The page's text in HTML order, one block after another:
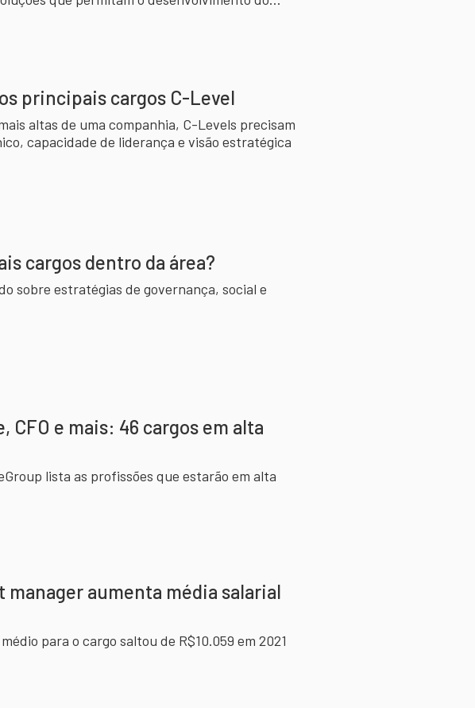
principais cargos C-Level
altas de uma companhia, C-Levels precisam
capacidade de liderança e visão estratégica
cargos dentro da área?
sobre estratégias de governança, social e
e mais: 46 cargos em alta
lista as profissões que estarão em alta
manager aumenta média salarial
para o cargo saltou de R$10.059 em 2021